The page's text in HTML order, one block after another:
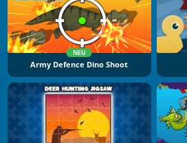
NEU
Army Defence Dino Shoot